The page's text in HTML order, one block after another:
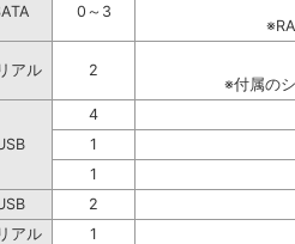
0～3
アル
2
※付属の
4
1
1
2
アル
1